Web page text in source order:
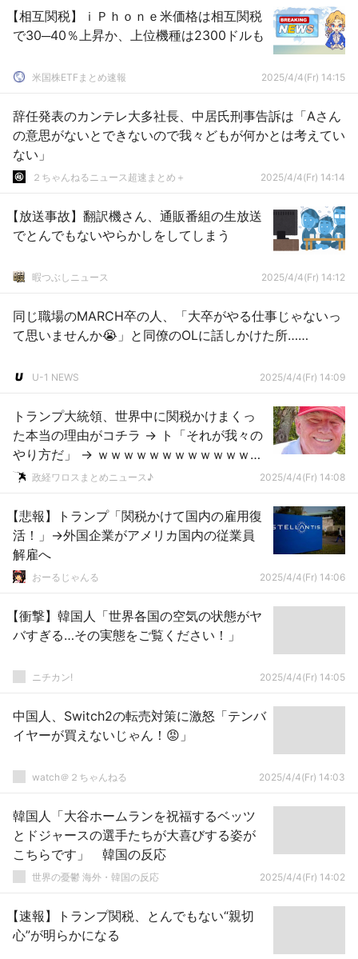
【相互関税】ｉＰｈｏｎｅ米価格は相互関税
で30─40％上昇か、上位機種は2300ドルも
米国株ETFまとめ速報 2025/4/4(Fr) 14:15
辞任発表のカンテレ大多社長、中居氏刑事告訴は「Aさん
の意思がないとできないので我々どもが何かとは考えてい
ない」
２ちゃんねるニュース超速まとめ＋ 2025/4/4(Fr) 14:14
【放送事故】翻訳機さん、通販番組の生放送
でとんでもないやらかしをしてしまう
暇つぶしニュース 2025/4/4(Fr) 14:12
同じ職場のMARCH卒の人、「大卒がやる仕事じゃないっ
て思いませんか😭」と同僚のOLに話しかけた所……
U-1 NEWS 2025/4/4(Fr) 14:09
トランプ大統領、世界中に関税かけまくっ
た本当の理由がコチラ → ト「それが我々の
やり方だ」 → ｗｗｗｗｗｗｗｗｗｗｗｗｗ
ｗｗｗｗｗｗ
政経ワロスまとめニュース♪ 2025/4/4(Fr) 14:08
【悲報】トランプ「関税かけて国内の雇用復
活！」→外国企業がアメリカ国内の従業員
解雇へ
おーるじゃんる 2025/4/4(Fr) 14:06
【衝撃】韓国人「世界各国の空気の状態がヤ
バすぎる…その実態をご覧ください！」
ニチカン! 2025/4/4(Fr) 14:05
中国人、Switch2の転売対策に激怒「テンバ
イヤーが買えないじゃん！😡」
watch＠２ちゃんねる 2025/4/4(Fr) 14:03
韓国人「大谷ホームランを祝福するベッツ
とドジャースの選手たちが大喜びする姿が
こちらです」 韓国の反応
世界の憂鬱 海外・韓国の反応 2025/4/4(Fr) 14:02
【速報】トランプ関税、とんでもない“親切
心”が明らかになる